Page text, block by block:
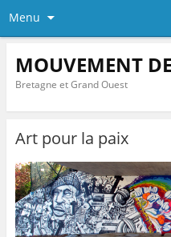
Menu
MOUVEMENT
Bretagne et Grand Ouest
Art pour la paix